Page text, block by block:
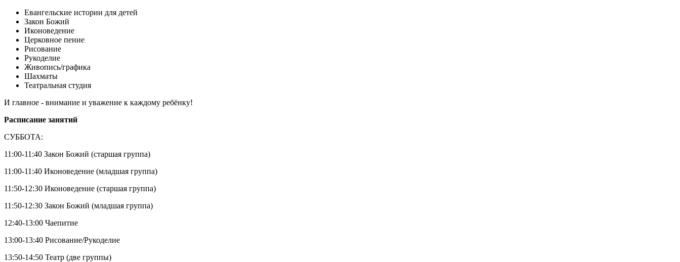
Евангельские истории для детей
Закон Божий
Иконоведение
Церковное пение
Рисование
Рукоделие
Живопись/графика
Шахматы
Театральная студия
И главное - внимание и уважение к каждому ребёнку!
Расписание занятий
СУББОТА:
11:00-11:40 Закон Божий (старшая группа)
11:00-11:40 Иконоведение (младшая группа)
11:50-12:30 Иконоведение (старшая группа)
11:50-12:30 Закон Божий (младшая группа)
12:40-13:00 Чаепитие
13:00-13:40 Рисование/Рукоделие
13:50-14:50 Театр (две группы)